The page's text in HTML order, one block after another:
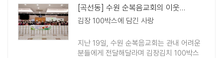
[곡선동] 수원 순복음교회의 이웃사랑 실천
김장 100박스에 담긴 사랑
지난 19일, 수원 순복음교회는 관내 어려운
분들에게 전달해달라며 김장김치 100박스